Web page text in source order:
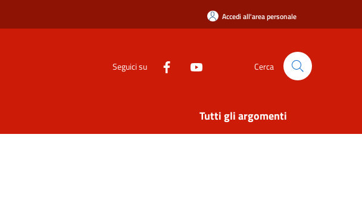
Accedi all'area personale
Seguici su Cerca
Tutti gli argomenti